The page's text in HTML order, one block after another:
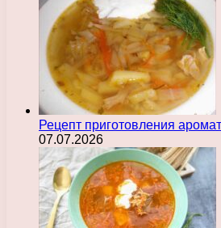
Рецепт приготовления
07.07.2026